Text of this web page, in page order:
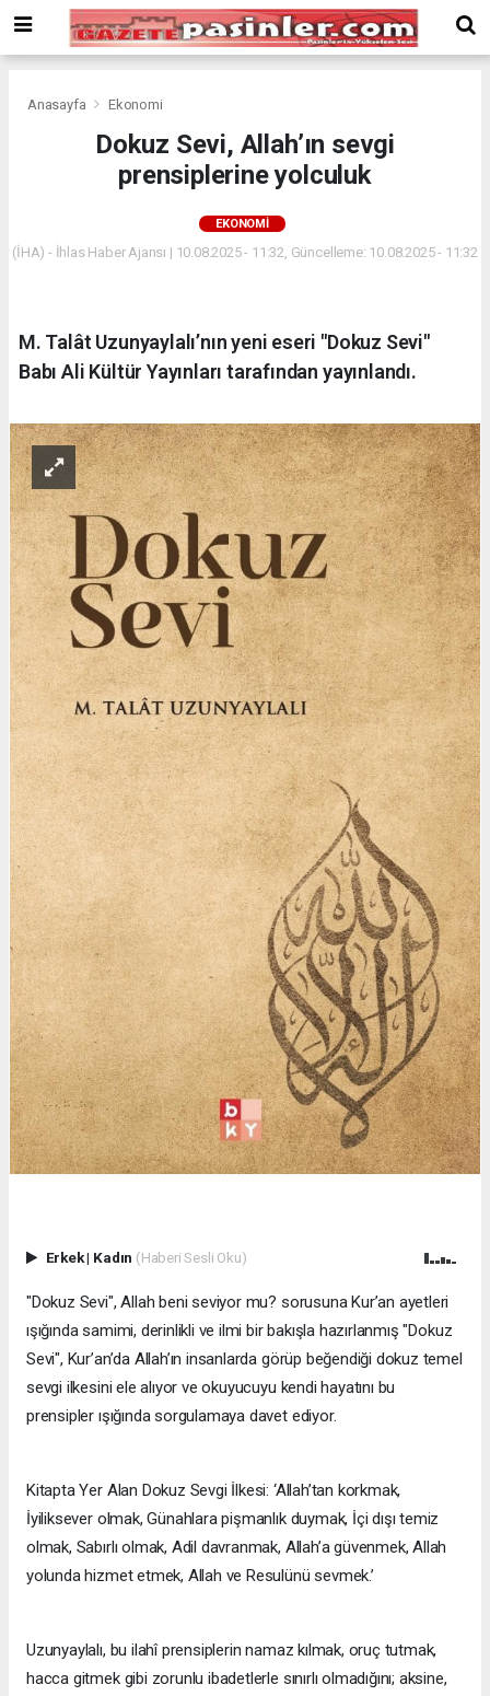
Bonusu
Veren
deneme
siteler
Veren
Anasayfa Ekonomi
Dokuz Sevi, Allah’ın sevgi
prensiplerine yolculuk
EKONOMI
(İHA) - İhlas Haber Ajansı | 10.08.2025 - 11:32, Güncelleme: 10.08.2025 - 11:32
M. Talât Uzunyaylalı’nın yeni eseri "Dokuz Sevi"
Babı Ali Kültür Yayınları tarafından yayınlandı.
Erkek| Kadın (Haberi Sesli Oku)
"Dokuz Sevi", Allah beni seviyor mu? sorusuna Kur’an ayetleri
ışığında samimi, derinlikli ve ilmi bir bakışla hazırlanmış "Dokuz
Sevi", Kur’an’da Allah’ın insanlarda görüp beğendiği dokuz temel
sevgi ilkesini ele alıyor ve okuyucuyu kendi hayatını bu
prensipler ışığında sorgulamaya davet ediyor.
Kitapta Yer Alan Dokuz Sevgi İlkesi: ‘Allah’tan korkmak,
İyiliksever olmak, Günahlara pişmanlık duymak, İçi dışı temiz
olmak, Sabırlı olmak, Adil davranmak, Allah’a güvenmek, Allah
yolunda hizmet etmek, Allah ve Resulünü sevmek.’
Uzunyaylalı, bu ilahî prensiplerin namaz kılmak, oruç tutmak,
hacca gitmek gibi zorunlu ibadetlerle sınırlı olmadığını; aksine,